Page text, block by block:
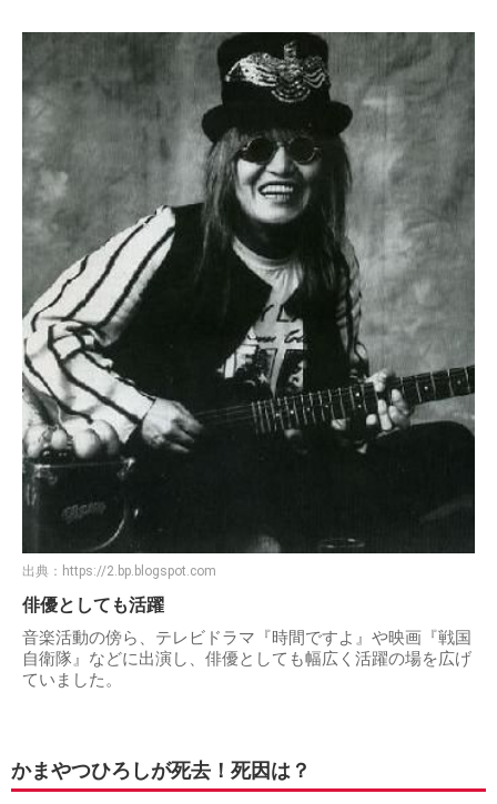
出典： https://2.bp.blogspot.com
俳優としても活躍
音楽活動の傍ら、テレビドラマ『時間ですよ』や映画『戦国
自衛隊』などに出演し、俳優としても幅広く活躍の場を広げ
ていました。
かまやつひろしが死去！死因は？